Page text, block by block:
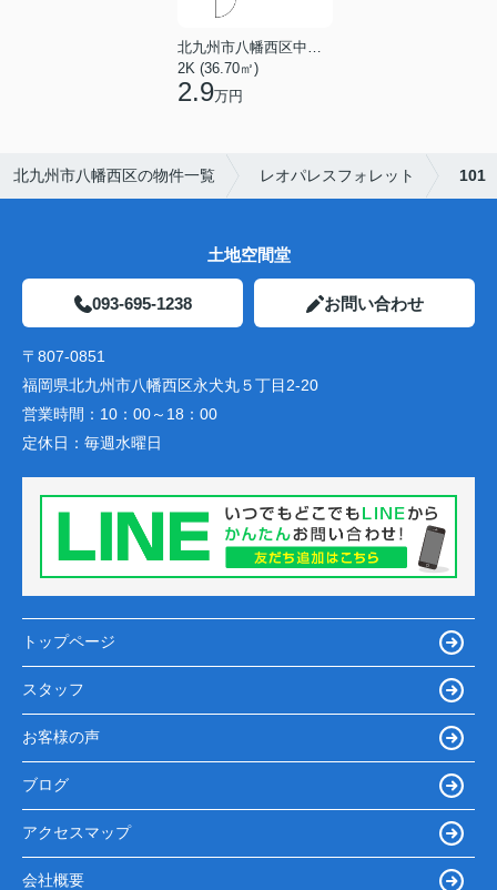
2K (36.70㎡)
2.9万円
北九州市八幡西区の物件一覧 レオパレスフォレット 101
土地空間堂
093-695-1238 お問い合わせ
〒807-0851
福岡県北九州市八幡西区永犬丸５丁目2-20
営業時間： 10：00～18：00
定休日： 毎週水曜日
トップページ
スタッフ
お客様の声
ブログ
アクセスマップ
会社概要